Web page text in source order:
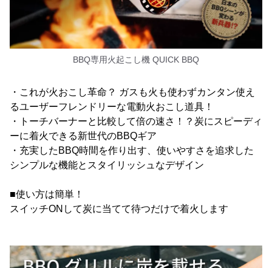
BBQ専用火起こし機 QUICK BBQ
・これが火おこし革命？ ガスも火も使わずカンタン使え
るユーザーフレンドリーな電動火おこし道具！
・トーチバーナーと比較して倍の速さ！？炭にスピーディ
ーに着火できる新世代のBBQギア
・充実したBBQ時間を作り出す、使いやすさを追求した
シンプルな機能とスタイリッシュなデザイン
■使い方は簡単！
スイッチONして炭に当てて待つだけで着火します